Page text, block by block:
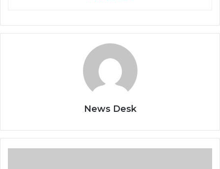
News Desk